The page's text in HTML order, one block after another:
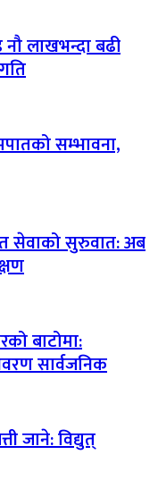
लाखभन्दा बढी
सम्भावना,
सेवाको सुरुवात: अब
बाटोमा:
सार्वजनिक
जाने: विद्युत्